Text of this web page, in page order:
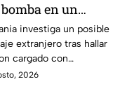
en un
de
no explotó
técnica
investiga un posible
extranjero tras hallar
cargado con
en el aeropuerto de
2026